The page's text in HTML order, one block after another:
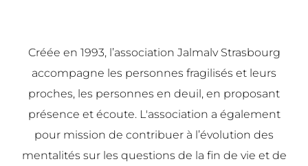
Créée en 1993, l’association Jalmalv Strasbourg
accompagne les personnes fragilisés et leurs
proches, les personnes en deuil, en proposant
présence et écoute. L'association a également
pour mission de contribuer à l’évolution des
mentalités sur les questions de la fin de vie et de